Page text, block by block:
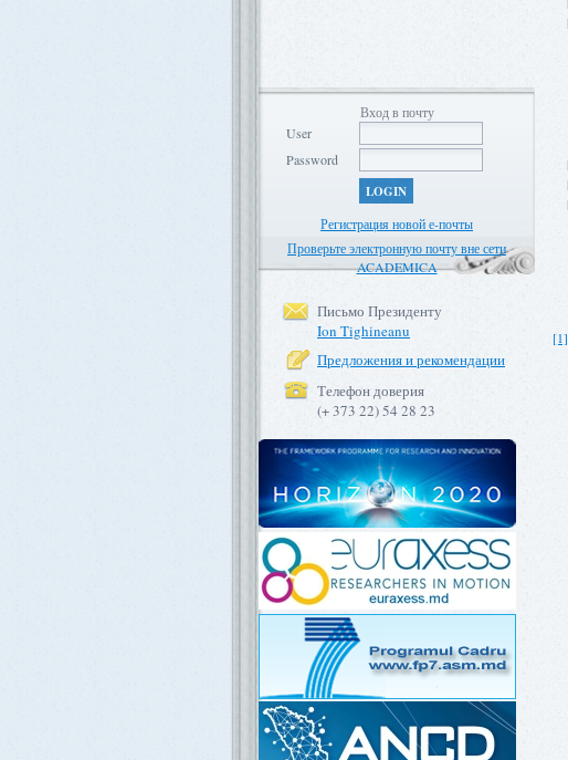
Вход в почту
User
Password
LOGIN
Регистрация новой е-почты
Проверьте электронную почту вне сети
ACADEMICA
Письмо Президенту
Ion Tighineanu
Предложения и рекомендации
Телефон доверия
(+ 373 22) 54 28 23
[1]